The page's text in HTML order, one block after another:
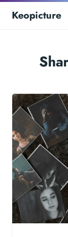
Keopicture